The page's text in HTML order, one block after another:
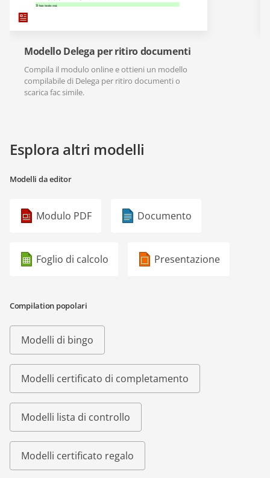
Modello Delega per ritiro documenti
Compila il modulo online e ottieni un modello
compilabile di Delega per ritiro documenti o
scarica fac simile.
Esplora altri modelli
Modelli da editor
Modulo PDF Documento
Foglio di calcolo Presentazione
Compilation popolari
Modelli di bingo
Modelli certificato di completamento
Modelli lista di controllo
Modelli certificato regalo